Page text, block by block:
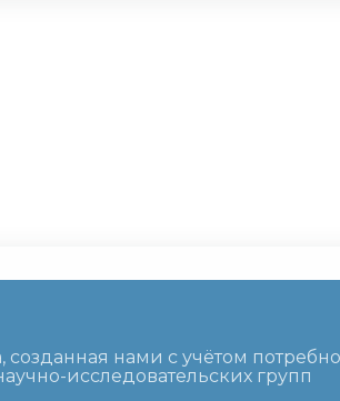
нами с учётом
исследовательских групп